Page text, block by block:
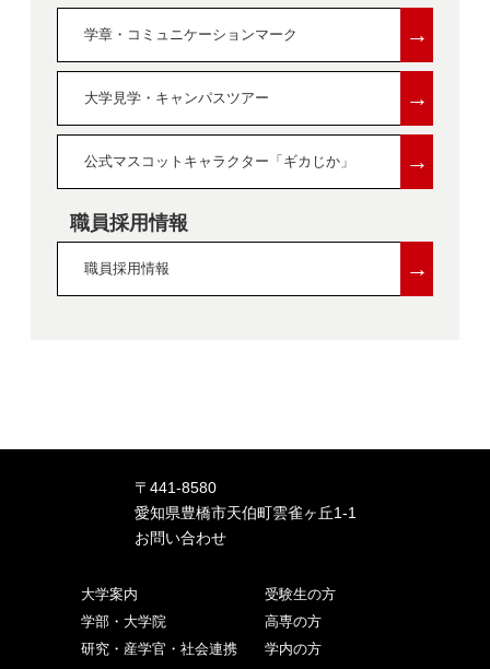
学章・コミュニケーションマーク →
大学見学・キャンパスツアー →
公式マスコットキャラクター「ギカじか」 →
職員採用情報
職員採用情報 →
〒441-8580
愛知県豊橋市天伯町雲雀ヶ丘1-1
お問い合わせ
大学案内
学部・大学院
研究・産学官・社会連携
受験生の方
高専の方
学内の方